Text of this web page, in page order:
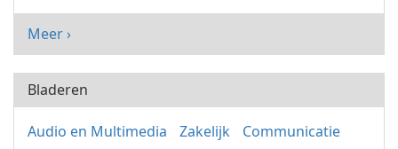
Meer ›
Bladeren
Audio en Multimedia Zakelijk
Communicatie